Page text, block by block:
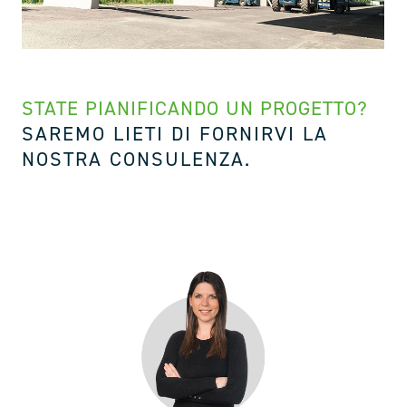
STATE PIANIFICANDO UN PROGETTO?
SAREMO LIETI DI FORNIRVI LA
NOSTRA CONSULENZA.